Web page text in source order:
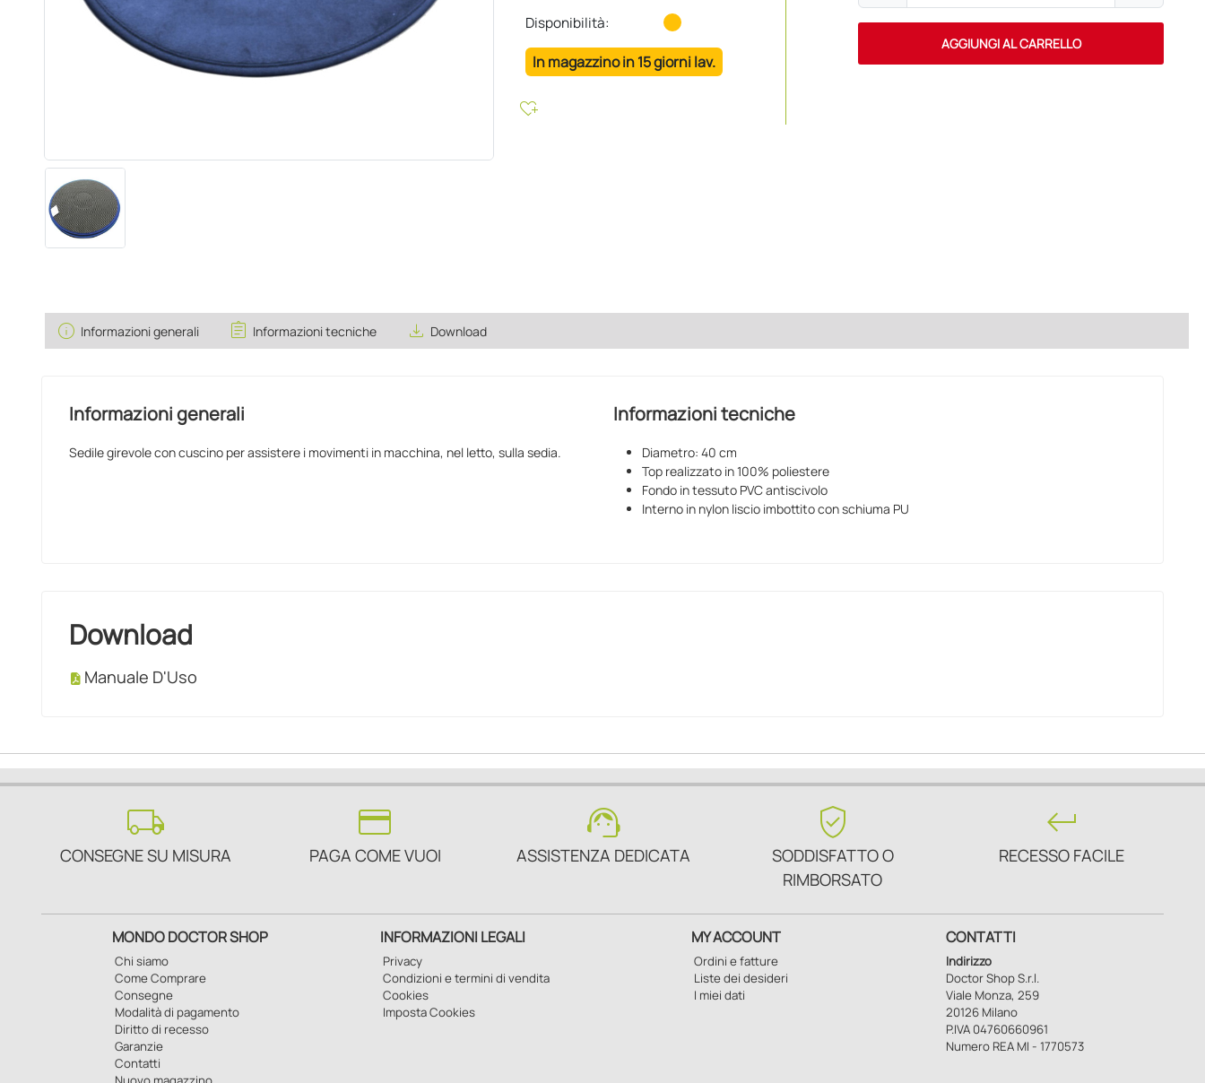
Disponibilità:
In magazzino in 15 giorni lav.
heart_plus
AGGIUNGI AL CARRELLO
info Informazioni generali assignment Informazioni tecniche save_alt Download
Informazioni generali
Sedile girevole con cuscino per assistere i movimenti in macchina, nel letto, sulla sedia.
Informazioni tecniche
Diametro: 40 cm
Top realizzato in 100% poliestere
Fondo in tessuto PVC antiscivolo
Interno in nylon liscio imbottito con schiuma PU
Download
Manuale D'Uso
local_shipping
CONSEGNE SU MISURA
credit_card
PAGA COME VUOI
support_agent
ASSISTENZA DEDICATA
verified_user
SODDISFATTO O
RIMBORSATO
keyboard_return
RECESSO FACILE
MONDO DOCTOR SHOP
Chi siamo
Come Comprare
Consegne
Modalità di pagamento
Diritto di recesso
Garanzie
Contatti
INFORMAZIONI LEGALI
Privacy
Condizioni e termini di vendita
Cookies
Imposta Cookies
MY ACCOUNT
Ordini e fatture
Liste dei desideri
I miei dati
CONTATTI
Indirizzo
Doctor Shop S.r.l.
Viale Monza, 259
20126 Milano
P.IVA 04760660961
Numero REA MI - 1770573